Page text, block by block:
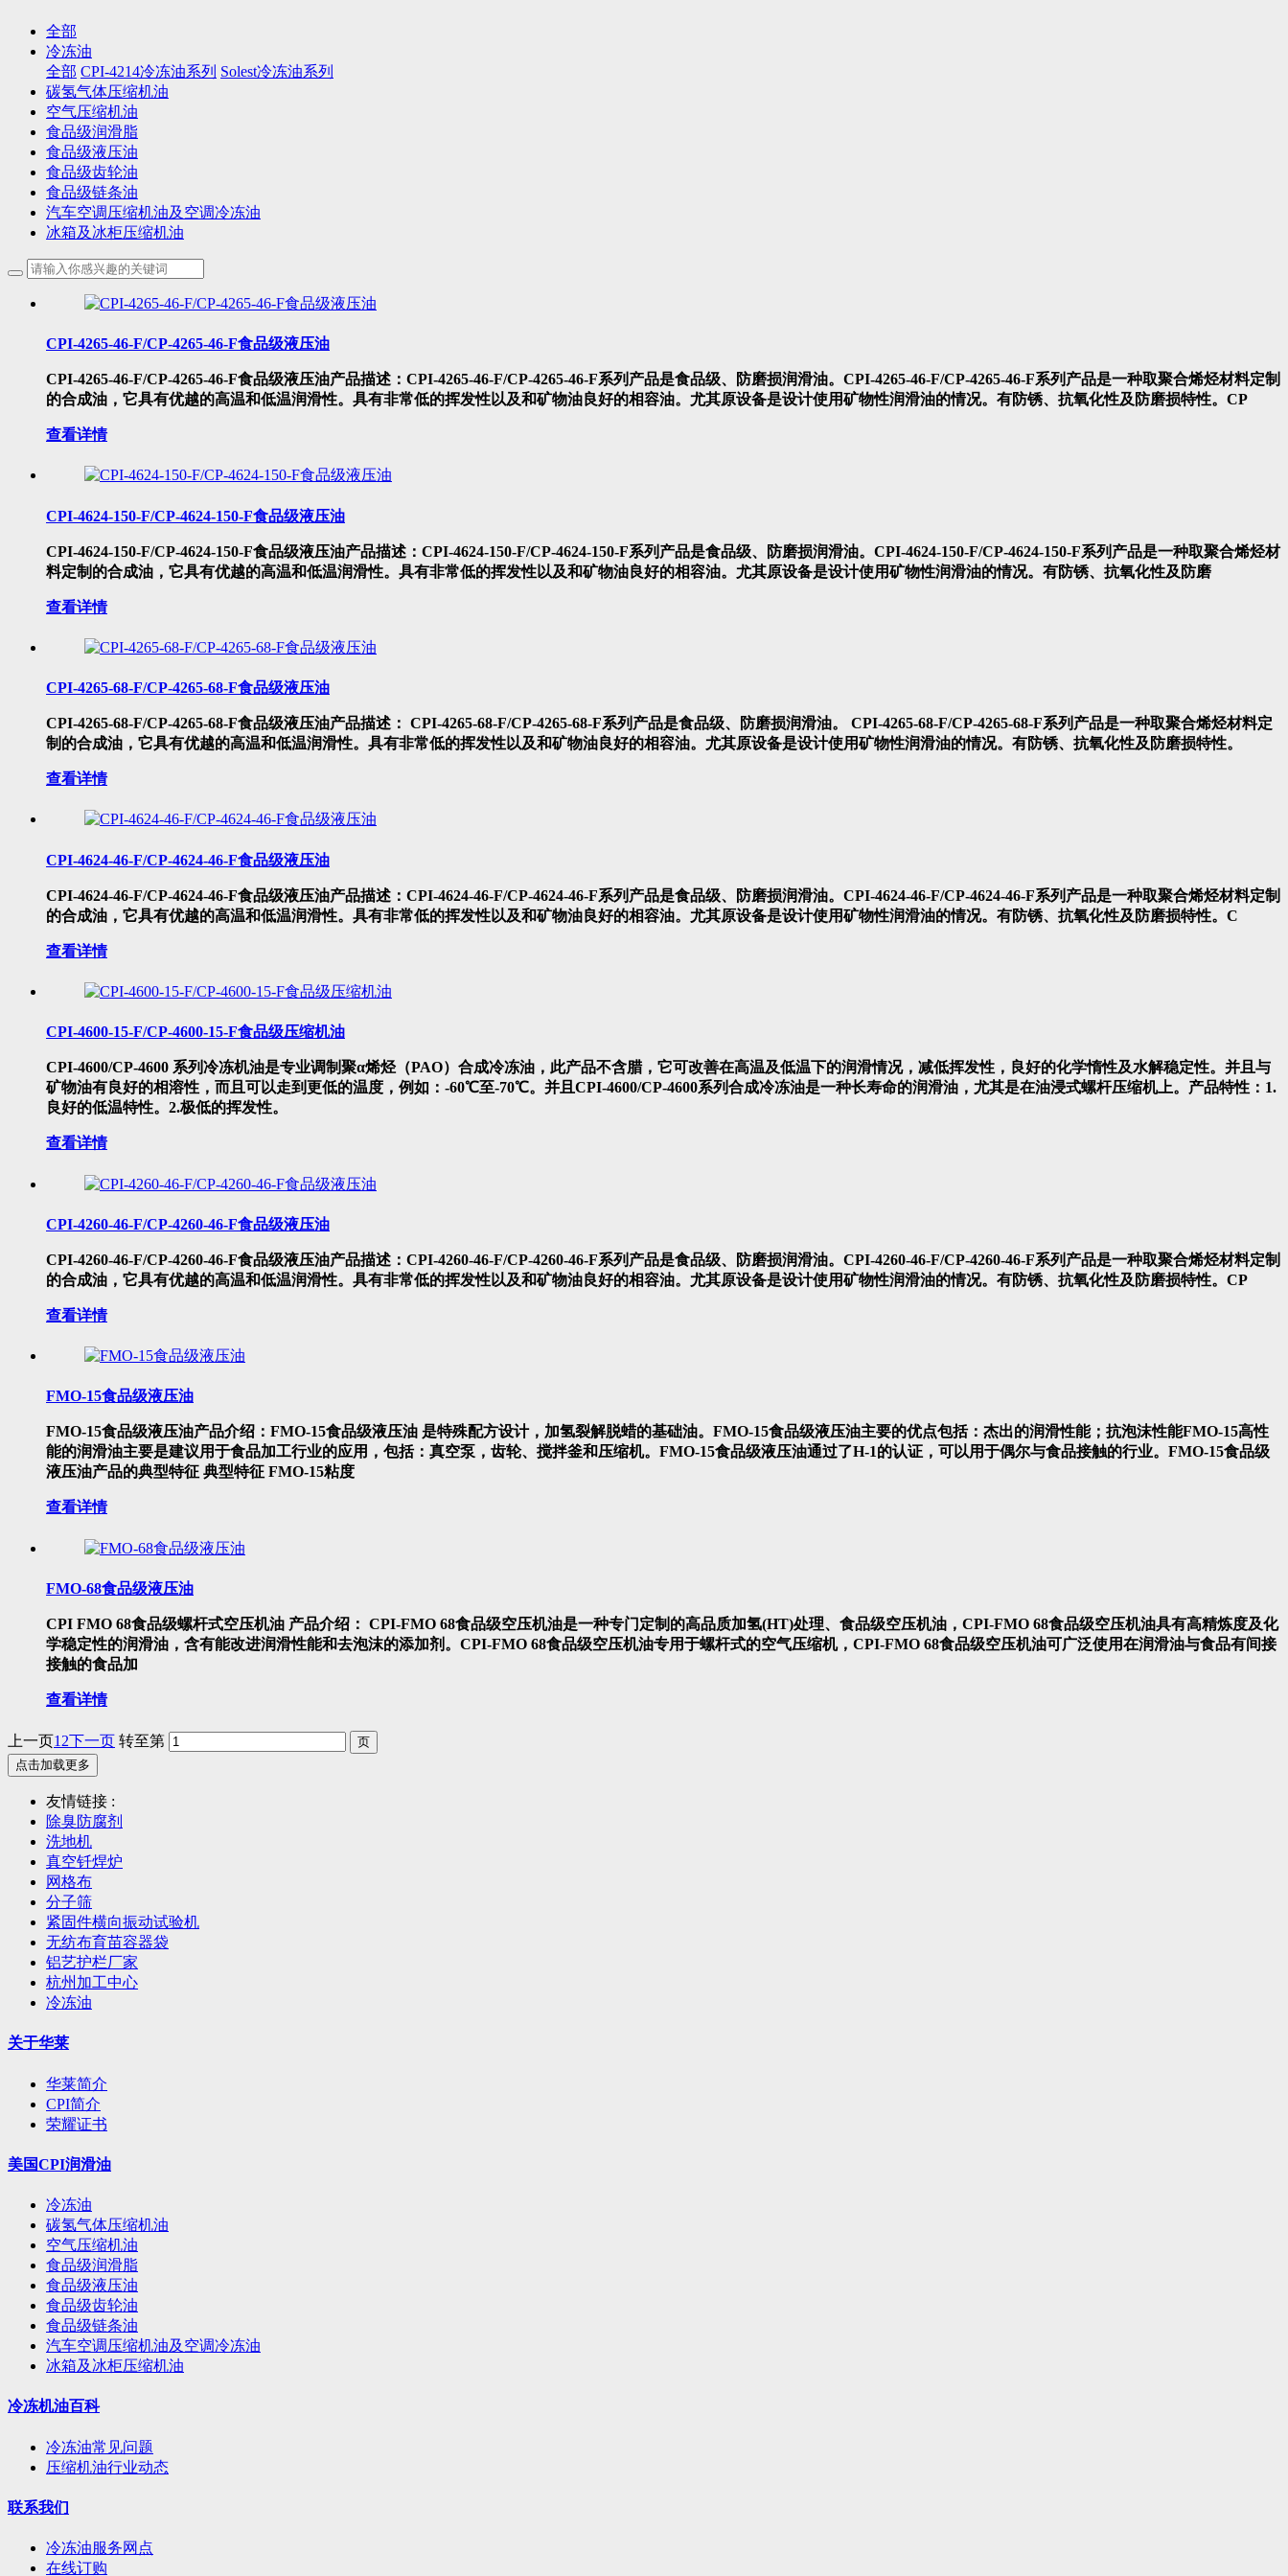
全部
冷冻油
全部 CPI-4214冷冻油系列 Solest冷冻油系列
碳氢气体压缩机油
空气压缩机油
食品级润滑脂
食品级液压油
食品级齿轮油
食品级链条油
汽车空调压缩机油及空调冷冻油
冰箱及冰柜压缩机油
CPI-4265-46-F/CP-4265-46-F食品级液压油
CPI-4265-46-F/CP-4265-46-F食品级液压油产品描述：CPI-4265-46-F/CP-4265-46-F系列产品是食品级、防磨损润滑油。CPI-4265-46-F/CP-4265-46-F系列产品是一种取聚合烯烃材料定制
的合成油，它具有优越的高温和低温润滑性。具有非常低的挥发性以及和矿物油良好的相容油。尤其原设备是设计使用矿物性润滑油的情况。有防锈、抗氧化性及防磨损特性。CP
查看详情
CPI-4624-150-F/CP-4624-150-F食品级液压油
CPI-4624-150-F/CP-4624-150-F食品级液压油产品描述：CPI-4624-150-F/CP-4624-150-F系列产品是食品级、防磨损润滑油。CPI-4624-150-F/CP-4624-150-F系列产品是一种取聚合烯烃材
料定制的合成油，它具有优越的高温和低温润滑性。具有非常低的挥发性以及和矿物油良好的相容油。尤其原设备是设计使用矿物性润滑油的情况。有防锈、抗氧化性及防磨
查看详情
CPI-4265-68-F/CP-4265-68-F食品级液压油
CPI-4265-68-F/CP-4265-68-F食品级液压油产品描述： CPI-4265-68-F/CP-4265-68-F系列产品是食品级、防磨损润滑油。 CPI-4265-68-F/CP-4265-68-F系列产品是一种取聚合烯烃材料定
制的合成油，它具有优越的高温和低温润滑性。具有非常低的挥发性以及和矿物油良好的相容油。尤其原设备是设计使用矿物性润滑油的情况。有防锈、抗氧化性及防磨损特性。
查看详情
CPI-4624-46-F/CP-4624-46-F食品级液压油
CPI-4624-46-F/CP-4624-46-F食品级液压油产品描述：CPI-4624-46-F/CP-4624-46-F系列产品是食品级、防磨损润滑油。CPI-4624-46-F/CP-4624-46-F系列产品是一种取聚合烯烃材料定制
的合成油，它具有优越的高温和低温润滑性。具有非常低的挥发性以及和矿物油良好的相容油。尤其原设备是设计使用矿物性润滑油的情况。有防锈、抗氧化性及防磨损特性。C
查看详情
CPI-4600-15-F/CP-4600-15-F食品级压缩机油
CPI-4600/CP-4600 系列冷冻机油是专业调制聚α烯烃（PAO）合成冷冻油，此产品不含腊，它可改善在高温及低温下的润滑情况，减低挥发性，良好的化学惰性及水解稳定性。并且与
矿物油有良好的相溶性，而且可以走到更低的温度，例如：-60℃至-70℃。并且CPI-4600/CP-4600系列合成冷冻油是一种长寿命的润滑油，尤其是在油浸式螺杆压缩机上。产品特性：1.
良好的低温特性。2.极低的挥发性。
查看详情
CPI-4260-46-F/CP-4260-46-F食品级液压油
CPI-4260-46-F/CP-4260-46-F食品级液压油产品描述：CPI-4260-46-F/CP-4260-46-F系列产品是食品级、防磨损润滑油。CPI-4260-46-F/CP-4260-46-F系列产品是一种取聚合烯烃材料定制
的合成油，它具有优越的高温和低温润滑性。具有非常低的挥发性以及和矿物油良好的相容油。尤其原设备是设计使用矿物性润滑油的情况。有防锈、抗氧化性及防磨损特性。CP
查看详情
FMO-15食品级液压油
FMO-15食品级液压油产品介绍：FMO-15食品级液压油 是特殊配方设计，加氢裂解脱蜡的基础油。FMO-15食品级液压油主要的优点包括：杰出的润滑性能；抗泡沫性能FMO-15高性
能的润滑油主要是建议用于食品加工行业的应用，包括：真空泵，齿轮、搅拌釜和压缩机。FMO-15食品级液压油通过了H-1的认证，可以用于偶尔与食品接触的行业。FMO-15食品级
液压油产品的典型特征 典型特征 FMO-15粘度
查看详情
FMO-68食品级液压油
CPI FMO 68食品级螺杆式空压机油 产品介绍： CPI-FMO 68食品级空压机油是一种专门定制的高品质加氢(HT)处理、食品级空压机油，CPI-FMO 68食品级空压机油具有高精炼度及化
学稳定性的润滑油，含有能改进润滑性能和去泡沫的添加剂。CPI-FMO 68食品级空压机油专用于螺杆式的空气压缩机，CPI-FMO 68食品级空压机油可广泛使用在润滑油与食品有间接
接触的食品加
查看详情
上一页1 2下一页 转至第
点击加载更多
友情链接 :
除臭防腐剂
洗地机
真空钎焊炉
网格布
分子筛
紧固件横向振动试验机
无纺布育苗容器袋
铝艺护栏厂家
杭州加工中心
冷冻油
关于华莱
华莱简介
CPI简介
荣耀证书
美国CPI润滑油
冷冻油
碳氢气体压缩机油
空气压缩机油
食品级润滑脂
食品级液压油
食品级齿轮油
食品级链条油
汽车空调压缩机油及空调冷冻油
冰箱及冰柜压缩机油
冷冻机油百科
冷冻油常见问题
压缩机油行业动态
联系我们
冷冻油服务网点
在线订购